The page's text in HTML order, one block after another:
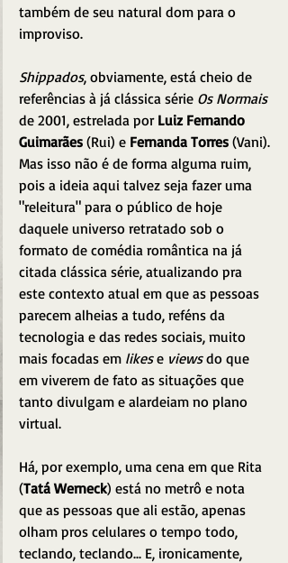
também de seu natural dom para o
improviso.
Shippados, obviamente, está cheio de
referências à já clássica série Os Normais
de 2001, estrelada por Luiz Fernando
Guimarães (Rui) e Fernanda Torres (Vani).
Mas isso não é de forma alguma ruim,
pois a ideia aqui talvez seja fazer uma
"releitura" para o público de hoje
daquele universo retratado sob o
formato de comédia romântica na já
citada clássica série, atualizando pra
este contexto atual em que as pessoas
parecem alheias a tudo, reféns da
tecnologia e das redes sociais, muito
mais focadas em likes e views do que
em viverem de fato as situações que
tanto divulgam e alardeiam no plano
virtual.
Há, por exemplo, uma cena em que Rita
(Tatá Werneck) está no metrô e nota
que as pessoas que ali estão, apenas
olham pros celulares o tempo todo,
teclando, teclando... E, ironicamente,